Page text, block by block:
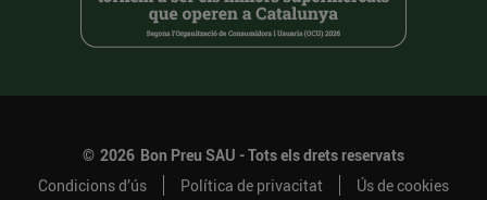
© 2026 Bon Preu SAU - Tots els drets reservats
Condicions d’ús
Política de privacitat Ús de cookies